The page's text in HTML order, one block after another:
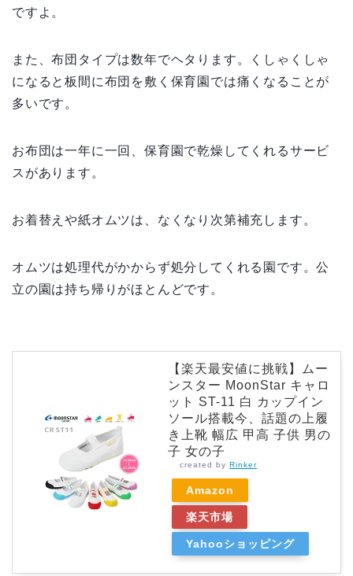
ですよ。
また、布団タイプは数年でヘタります。くしゃくしゃ
になると板間に布団を敷く保育園では痛くなることが
多いです。
お布団は一年に一回、保育園で乾燥してくれるサービ
スがあります。
お着替えや紙オムツは、なくなり次第補充します。
オムツは処理代がかからず処分してくれる園です。公
立の園は持ち帰りがほとんどです。
【楽天最安値に挑戦】ムー
ンスター MoonStar キャロ
ット ST-11 白 カップイン
ソール搭載今、話題の上履
き上靴 幅広 甲高 子供 男の
子 女の子
created by Rinker
Amazon
楽天市場
Yahooショッピング